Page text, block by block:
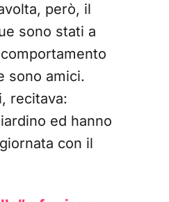
però, il
sono stati a
sono amici.
recitava:
ed hanno
con il